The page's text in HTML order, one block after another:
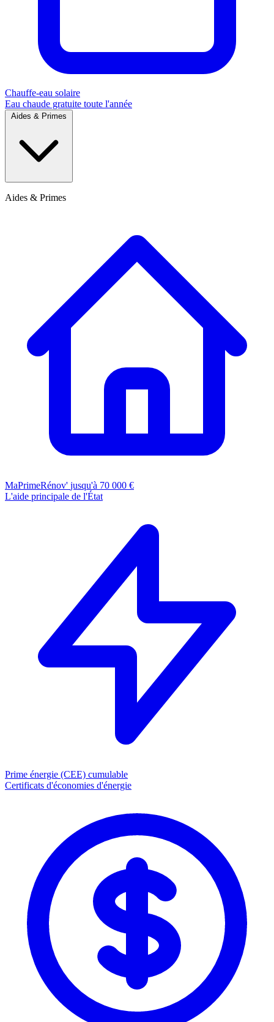
Chauffe-eau solaire
Eau chaude gratuite toute l'année
Aides & Primes
MaPrimeRénov' jusqu'à 70 000 €
L'aide principale de l'État
Prime énergie (CEE) cumulable
Certificats d'économies d'énergie